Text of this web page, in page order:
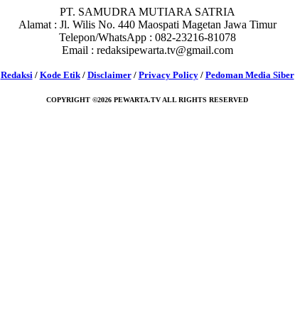
PT. SAMUDRA MUTIARA SATRIA
Alamat : Jl. Wilis No. 440 Maospati Magetan Jawa Timur
Telepon/WhatsApp : 082-23216-81078
Email : redaksipewarta.tv@gmail.com
Redaksi / Kode Etik/ Disclaimer/ Privacy Policy/ Pedoman Media Siber
COPYRIGHT ©2026 PEWARTA.TV ALL RIGHTS RESERVED